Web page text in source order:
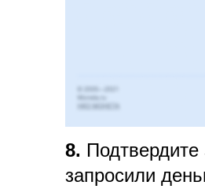
8.
запросили